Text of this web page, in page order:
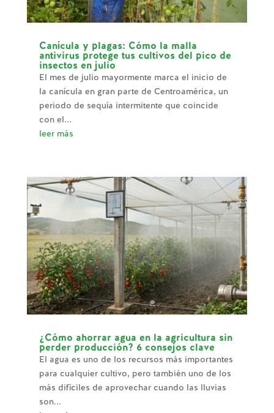
Canícula y plagas: Cómo la malla
antivirus protege tus cultivos del pico de
insectos en julio
El mes de julio mayormente marca el inicio de
la canícula en gran parte de Centroamérica, un
periodo de sequía intermitente que coincide
con el...
leer más
¿Cómo ahorrar agua en la agricultura sin
perder producción? 6 consejos clave
El agua es uno de los recursos más importantes
para cualquier cultivo, pero también uno de los
más difíciles de aprovechar cuando las lluvias
son...